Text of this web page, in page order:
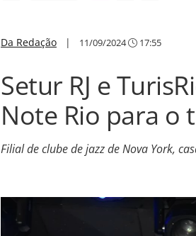
Da Redação | 11/09/2024 17:55
Setur RJ e
Note Rio para o
Filial de clube de jazz de Nova York,